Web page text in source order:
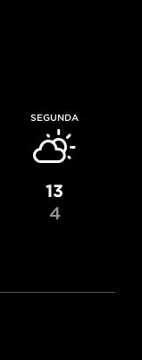
SEGUNDA
13
4